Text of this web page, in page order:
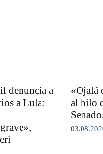
denuncia a
a Lula:
«Ojalá
al hilo